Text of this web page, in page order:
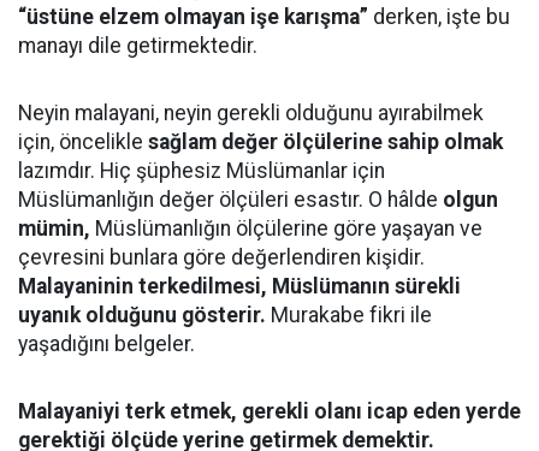
“üstüne elzem olmayan işe karışma” derken, işte bu
manayı dile getirmektedir.
Neyin malayani, neyin gerekli olduğunu ayırabilmek
için, öncelikle sağlam değer ölçülerine sahip olmak
lazımdır. Hiç şüphesiz Müslümanlar için
Müslümanlığın değer ölçüleri esastır. O hâlde olgun
mümin, Müslümanlığın ölçülerine göre yaşayan ve
çevresini bunlara göre değerlendiren kişidir.
Malayaninin terkedilmesi, Müslümanın sürekli
uyanık olduğunu gösterir. Murakabe fikri ile
yaşadığını belgeler.
Malayaniyi terk etmek, gerekli olanı icap eden yerde
gerektiği ölçüde yerine getirmek demektir.